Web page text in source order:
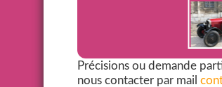
Précisions ou demande
nous contacter par mail